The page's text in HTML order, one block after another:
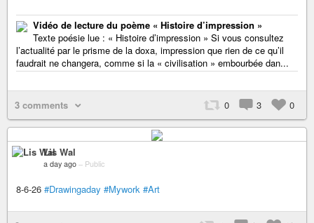
Vidéo de lecture du poème « Histoire d’impression »
Texte poésie lue : « Histoire d’impression » Si vous consultez
l’actualité par le prisme de la doxa, impression que rien de ce qu’il
faudrait ne changera, comme si la « civilisation » embourbée dan...
3 comments 0 3 0
Lis Wal
a day ago – Public
8-6-26 #Drawingaday #Mywork #Art